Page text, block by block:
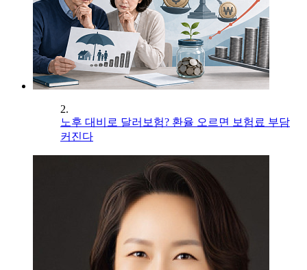
2.
노후 대비로 달러보험? 환율 오르면 보험료 부담
커진다